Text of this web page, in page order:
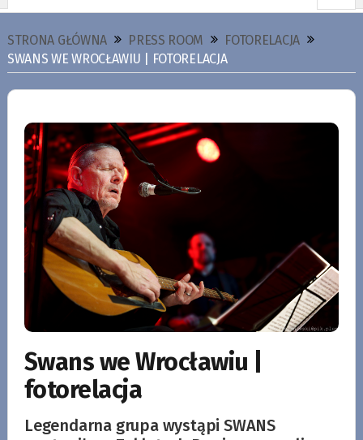
STRONA GŁÓWNA PRESS ROOM
FOTORELACJA
SWANS WE WROCŁAWIU | FOTORELACJA
Swans we Wrocławiu |
fotorelacja
Legendarna grupa wystąpi SWANS